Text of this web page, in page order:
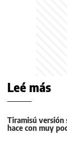
Leé más
Tiramisú versión
hace con muy